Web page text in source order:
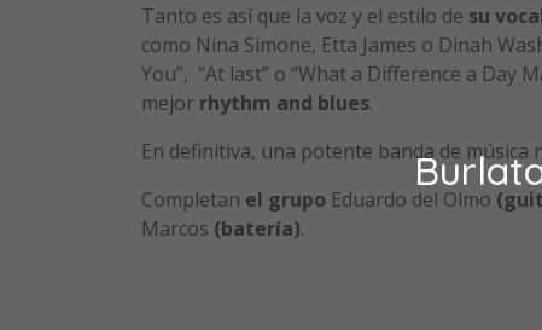
Tanto es así que la voz y el estilo de su
como Nina Simone, Etta James o Dinah
You”, “At last” o “What a Difference a Day
mejor rhythm and blues.
En definitiva, una potente banda de
Completan el grupo Eduardo del Olmo
Marcos (batería).